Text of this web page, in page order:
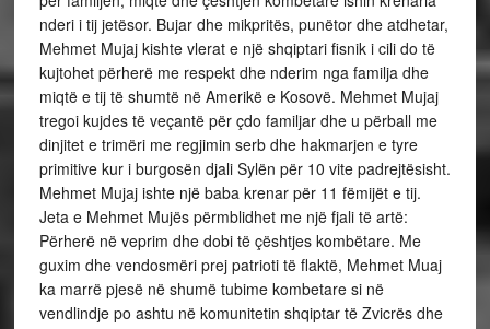
nderi i tij jetësor. Bujar dhe mikpritës, punëtor dhe atdhetar,
Mehmet Mujaj kishte vlerat e një shqiptari fisnik i cili do të
kujtohet përherë me respekt dhe nderim nga familja dhe
miqtë e tij të shumtë në Amerikë e Kosovë. Mehmet Mujaj
tregoi kujdes të veçantë për çdo familjar dhe u përball me
dinjitet e trimëri me regjimin serb dhe hakmarjen e tyre
primitive kur i burgosën djali Sylën për 10 vite padrejtësisht.
Mehmet Mujaj ishte një baba krenar për 11 fëmijët e tij.
Jeta e Mehmet Mujës përmblidhet me një fjali të artë:
Përherë në veprim dhe dobi të çështjes kombëtare. Me
guxim dhe vendosmëri prej patrioti të flaktë, Mehmet Muaj
ka marrë pjesë në shumë tubime kombetare si në
vendlindje po ashtu në komunitetin shqiptar të Zvicrës dhe